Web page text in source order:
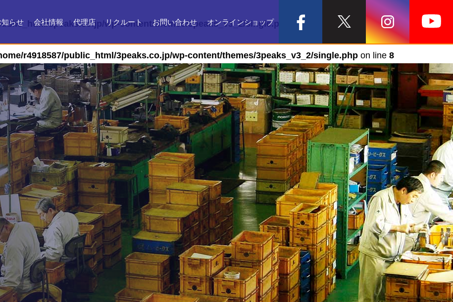
知らせ
会社情報
代理店 リクルート
お問い合わせ
オンラインショップ
3peaks.co.jp/wp-content/themes/3peaks_v3_2/single.php on line
r4918587/public_html/3peaks.co.jp/wp-content/themes/3peaks_v3_2/single.php on line 8